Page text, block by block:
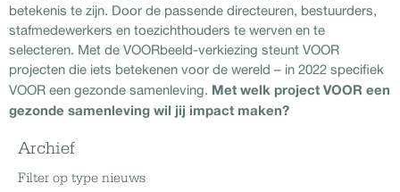
betekenis te zijn. Door de passende directeuren, bestuurders,
stafmedewerkers en toezichthouders te werven en te
selecteren. Met de VOORbeeld-verkiezing steunt VOOR
projecten die iets betekenen voor de wereld – in 2022 specifiek
VOOR een gezonde samenleving. Met welk project VOOR een
gezonde samenleving wil jij impact maken?
Archief
Filter op type nieuws